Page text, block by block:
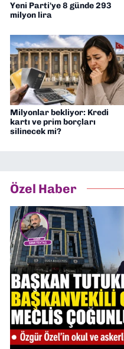
Yeni Parti'ye 8 günde 293
milyon lira
Milyonlar bekliyor: Kredi
kartı ve prim borçları
silinecek mi?
Özel Haber